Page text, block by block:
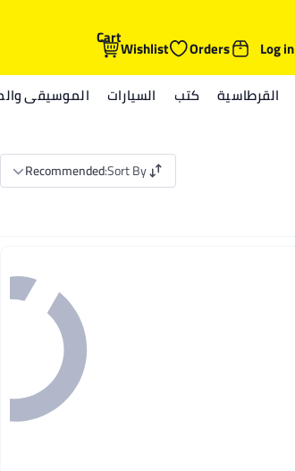
Log in
Orders
Wishlist
Cart
القرطاسية كتب السيارات الموسيقى
Sort By
:
Recommended